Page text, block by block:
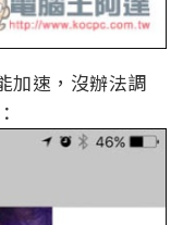
加速，沒辦法調